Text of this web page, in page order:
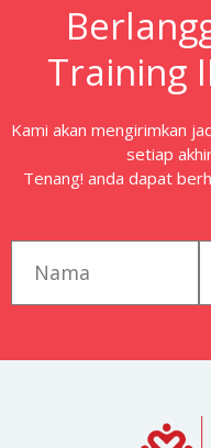
Training
Kami akan mengirimkan
setiap
Tenang! anda dapat